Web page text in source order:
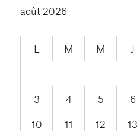
août 2026
L M M J
3
4 5 6
10
11 12 13